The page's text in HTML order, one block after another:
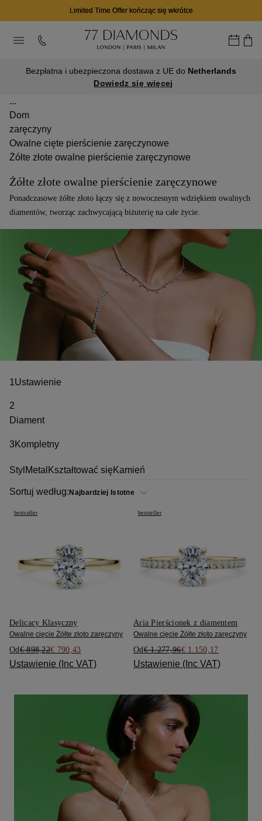
03 D 11 H 37 M
Bezpłatna i ubezpieczona dostawa z UE do Netherlands
Dowiedz się więcej
...
Dom
zaręczyny
Owalne cięte pierścienie zaręczynowe
Żółte złote owalne pierścienie zaręczynowe
Żółte złote owalne pierścienie zaręczynowe
Ponadczasowe żółte złoto łączy się z nowoczesnym wdziękiem owalnych
diamentów, tworząc zachwycającą biżuterię na całe życie.
1Ustawienie
2
Diament
3Kompletny
Styl Metal Kształtować sięKamień
Sortuj według:
bestseller
Delicacy Klasyczny
Owalne cięcie Żółte złoto zaręczyny
Od€ 898,22€ 790,43
Ustawienie (Inc VAT)
bestseller
Aria Pierścionek z diamentem
Owalne cięcie Żółte złoto zaręczyny
Od€ 1.277,96€ 1.150,17
Ustawienie (Inc VAT)